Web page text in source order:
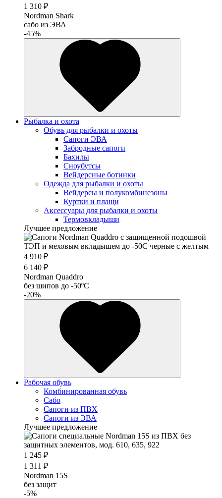
1 310 ₽
Nordman Shark
cабо из ЭВА
-45%
Рыбалка и охота
Обувь для рыбалки и охоты
Сапоги ЭВА
Забродные сапоги
Бахилы
Сноубутсы
Вейдерсные ботинки
Одежда для рыбалки и охоты
Вейдерсы и полукомбинезоны
Куртки и плащи
Аксессуары для рыбалки и охоты
Термовкладыши
Лучшее предложение
4 910 ₽
6 140 ₽
Nordman Quaddro
без шипов до -50ºС
-20%
Рабочая обувь
Комбинированная обувь
Сабо
Сапоги из ПВХ
Сапоги из ЭВА
Лучшее предложение
1 245 ₽
1 311 ₽
Nordman 15S
без защит
-5%